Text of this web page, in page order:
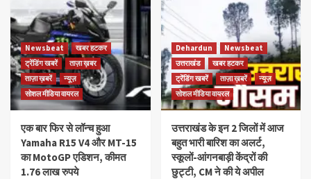
Newsbeat
खबर हटकर
ट्रेंडिंग खबरें
ताज़ा ख़बर
ताज़ा ख़बरें
न्यूज़
सोशल मीडिया वायरल
एक बार फिर से लॉन्च हुआ
Yamaha R15 V4 और MT-15
का MotoGP एडिशन, कीमत
1.76 लाख रुपये
Dehardun
Newsbeat
उत्तराखंड
खबर हटकर
ट्रेंडिंग खबरें
ताज़ा ख़बरें
न्यूज़
सोशल मीडिया वायरल
उत्तराखंड के इन 2 जिलों में आज
बहुत भारी बारिश का अलर्ट,
स्कूलों-आंगनबाड़ी केंद्रों की
छुट्टी, CM ने की ये अपील